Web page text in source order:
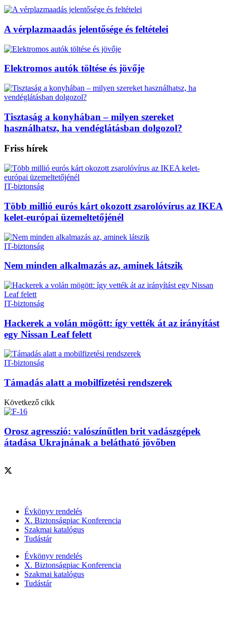
A vérplazmaadás jelentősége és feltételei
Elektromos autók töltése és jövője
Tisztaság a konyhában – milyen szereket
használhatsz, ha vendéglátásban dolgozol?
Friss hírek
IT-biztonság
Több millió eurós kárt okozott zsarolóvírus az IKEA
kelet-európai üzemeltetőjénél
IT-biztonság
Nem minden alkalmazás az, aminek látszik
IT-biztonság
Hackerek a volán mögött: így vették át az irányítást
egy Nissan Leaf felett
IT-biztonság
Támadás alatt a mobilfizetési rendszerek
Következő cikk
Orosz agresszió: valószínűtlen brit vadászgépek
átadása Ukrajnának a belátható jövőben
Évkönyv rendelés
X. Biztonságpiac Konferencia
Szakmai katalógus
Tudástár
Évkönyv rendelés
X. Biztonságpiac Konferencia
Szakmai katalógus
Tudástár